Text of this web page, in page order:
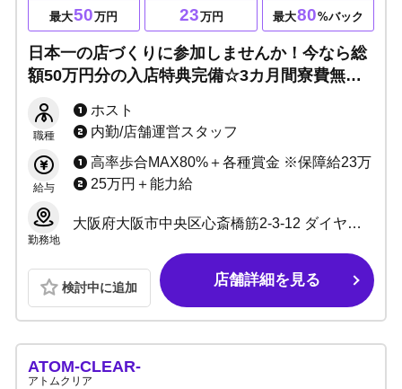
最大50万円 23万円 最大80%バック
日本一の店づくりに参加しませんか！今なら総
額50万円分の入店特典完備☆3カ月間寮費無料
800万売り上げた実績アリ！完全バックアップ
します！
職種
ホスト
内勤/店舗運営スタッフ
給与
高率歩合MAX80%＋各種賞金 ※保障給23万
25万円＋能力給
勤務地
大阪府大阪市中央区心斎橋筋2-3-12 ダイヤモンドビル3F
検討中に追加 店舗詳細を見る
ATOM-CLEAR-
アトムクリア